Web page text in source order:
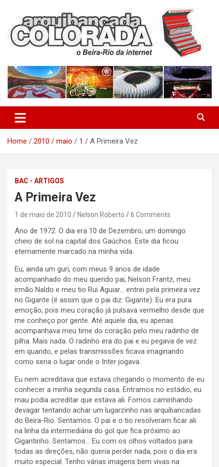
content
Arquibancada Colorada
Home 2010 maio 1 A Primeira Vez
BAC - ARTIGOS
A Primeira Vez
1 de maio de 2010 Nelson Roberto 6 Comments
Ano de 1972. O dia era 10 de Dezembro, um domingo
cheio de sol na capital dos Gaúchos. Este dia ficou
eternamente marcado na minha vida.
Eu, ainda um guri, com meus 9 anos de idade
acompanhado do meu querido pai, Nelson Frantz, meu
irmão Naldo e meu tio Rui Aguiar… entrei pela primeira vez
no Gigante (é assim que o pai diz: Gigante). Eu era pura
emoção, pois meu coração já pulsava vermelho desde que
me conheço por gente. Até aquele dia, eu apenas
acompanhava meu time do coração pelo meu radinho de
pilha. Mais nada. O radinho era do pai e eu pegava de vez
em quando, e pelas transmissões ficava imaginando
como seria o lugar onde o Inter jogava.
Eu nem acreditava que estava chegando o momento de eu
conhecer a minha segunda casa. Entramos no estádio, eu
mau podia acreditar que estava ali. Fomos caminhando
devagar tentando achar um lugarzinho nas arquibancadas
do Beira-Rio. Sentamos. O pai e o tio resolveram ficar ali
na linha da intermediária do gol que fica próximo ao
Gigantinho. Sentamos… Eu com os olhos voltados para
todas as direções, não queria perder nada, pois o dia era
muito especial. Tenho várias imagens bem vivas na